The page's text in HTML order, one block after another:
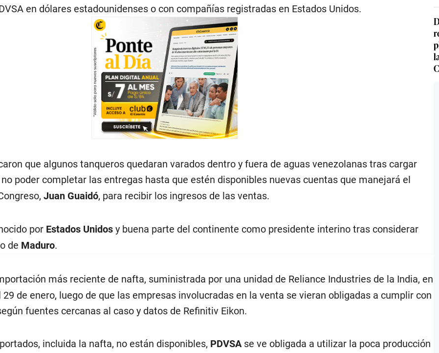
en dólares estadounidenses o con compañías registradas en Estados Unidos.
que algunos tanqueros quedaran varados dentro y fuera de aguas venezolanas tras cargar
no poder completar las entregas hasta que estén disponibles nuevas cuentas que manejará el
Juan Guaidó, para recibir los ingresos de las ventas.
por Estados Unidos y buena parte del continente como presidente interino tras considerar
de Maduro.
más reciente de nafta, suministrada por una unidad de Reliance Industries de la India, en
de enero, luego de que las empresas involucradas en la venta se vieran obligadas a cumplir con
fuentes cercanas al caso y datos de Refinitiv Eikon.
incluida la nafta, no están disponibles, PDVSA se ve obligada a utilizar la poca producción